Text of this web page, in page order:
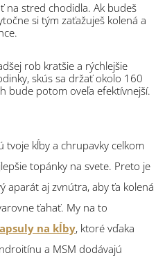
na stred chodidla. Ak budeš
si tým zaťažuješ kolená a
rob kratšie a rýchlejšie
skús sa držať okolo 160
bude potom oveľa efektívnejší.
tvoje kĺby a chrupavky celkom
topánky na svete. Preto je
aparát aj zvnútra, aby ťa kolená
ťahať. My na to
na kĺby, ktoré vďaka
a MSM dodávajú